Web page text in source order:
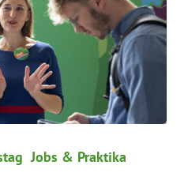
Jobs & Praktika